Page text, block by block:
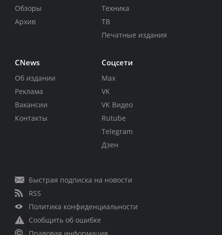
Обзоры
Архив
Техника
ТВ
Печатные издания
CNews
Об издании
Реклама
Вакансии
Контакты
Соцсети
Max
VK
VK Видео
Rutube
Telegram
Дзен
Быстрая подписка на новости
RSS
Политика конфиденциальности
Сообщить об ошибке